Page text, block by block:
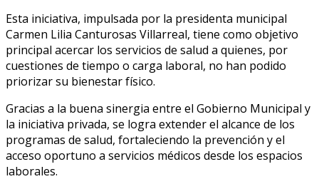
Esta iniciativa, impulsada por la presidenta municipal
Carmen Lilia Canturosas Villarreal, tiene como objetivo
principal acercar los servicios de salud a quienes, por
cuestiones de tiempo o carga laboral, no han podido
priorizar su bienestar físico.
Gracias a la buena sinergia entre el Gobierno Municipal y
la iniciativa privada, se logra extender el alcance de los
programas de salud, fortaleciendo la prevención y el
acceso oportuno a servicios médicos desde los espacios
laborales.